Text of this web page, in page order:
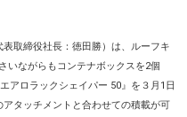
取締役社長：徳田勝）は、ルーフキ
いながらもコンテナボックスを2個
アロラックシェイパー 50』を３月1日
アタッチメントと合わせての積載が可